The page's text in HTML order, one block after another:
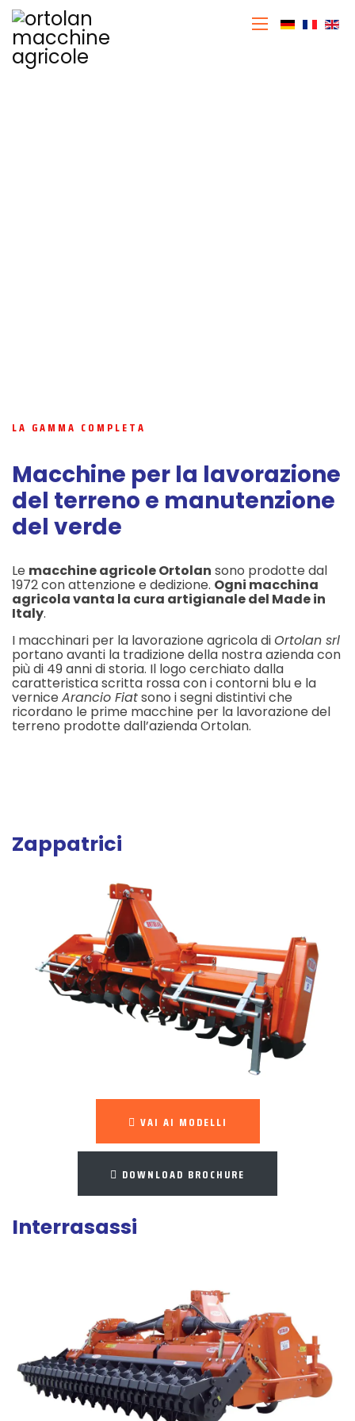
Seleziona
LA GAMMA COMPLETA
Macchine per la lavorazione
del terreno e manutenzione
del verde
Le macchine agricole Ortolan sono prodotte dal
1972 con attenzione e dedizione. Ogni macchina
agricola vanta la cura artigianale del Made in
Italy.
I macchinari per la lavorazione agricola diOrtolan srl
portano avanti la tradizione della nostra azienda con
più di 49 anni di storia. Il logo cerchiato dalla
caratteristica scritta rossa con i contorni blu e la
vernice Arancio Fiatsono i segni distintivi che
ricordano le prime macchine per la lavorazione del
terreno prodotte dall’azienda Ortolan.
Zappatrici
VAI AI MODELLI
DOWNLOAD BROCHURE
Interrasassi